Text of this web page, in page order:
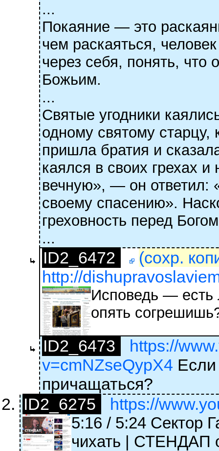
...
Покаяние — это
чем раскаяться,
через себя, понять, что
Божьим.
...
Святые угодники
одному святому
пришла братия и
каялся в своих грехах
вечную», — он ответил:
своему спасению».
греховность перед
...
ID2_6472
(сохр.
http://
Исповедь — есть
опять
ID2_6473
https://
v=cmNZseQypX4 Если
причащаться?
ID2_6275
https://
5:16 / 5:24 Сектор
чихать | СТЕНДАП